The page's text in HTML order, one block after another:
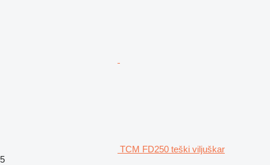
TCM FD250 teški viljuškar
5